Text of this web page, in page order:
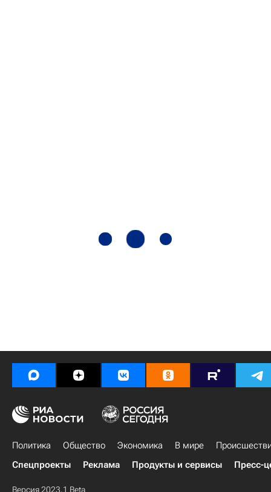
Политика Общество Экономика В мире
Спецпроекты
Реклама Продукты и сервисы Пресс-
Версия 2023.1 Beta